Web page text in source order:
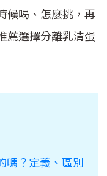
候喝、怎麼挑，再
薦選擇分離乳清蛋
嗎？定義、區別